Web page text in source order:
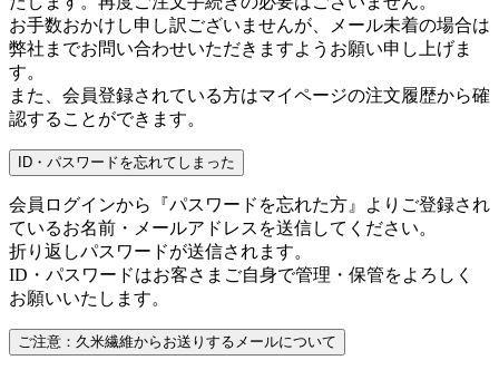
お手数おかけし申し訳ございませんが、メール未着の場合は
弊社までお問い合わせいただきますようお願い申し上げま
す。
また、会員登録されている方はマイページの注文履歴から確
認することができます。
ID・パスワードを忘れてしまった
会員ログインから『パスワードを忘れた方』よりご登録され
ているお名前・メールアドレスを送信してください。
折り返しパスワードが送信されます。
ID・パスワードはお客さまご自身で管理・保管をよろしく
お願いいたします。
ご注意：久米繊維からお送りするメールについて